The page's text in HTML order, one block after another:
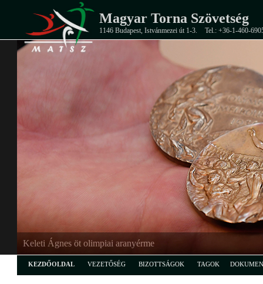
Magyar Torna Szövetség
1146 Budapest, Istvánmezei út 1-3. Tel.: +36-1-460-
Keleti Ágnes öt olimpiai aranyérme
KEZDŐOLDAL VEZETŐSÉG BIZOTTSÁGOK TAGOK